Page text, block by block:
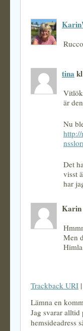
tina
är
Nu
Det
visst
har
Karin
Men
Trackback URI |
Lämna en
Jag svarar alltid
hemsideadress